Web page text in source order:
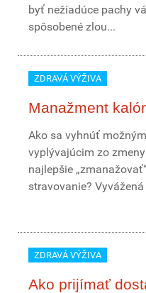
byť nežiadúce pachy
spôsobené zlou...
ZDRAVÁ VÝŽIVA
Manažment
Ako sa vyhnúť
vyplývajúcim zo
najlepšie
stravovanie?
ZDRAVÁ VÝŽIVA
Ako prijímať